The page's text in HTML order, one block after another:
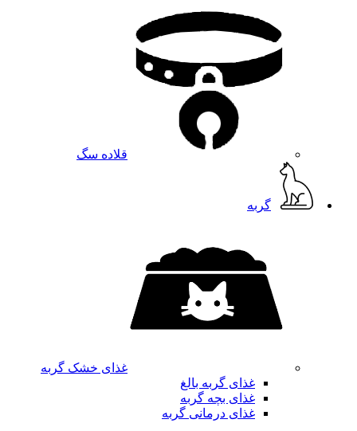
قلاده سگ
گربه
غذای خشک گربه
غذای گربه بالغ
غذای بچه گربه
غذای درمانی گربه